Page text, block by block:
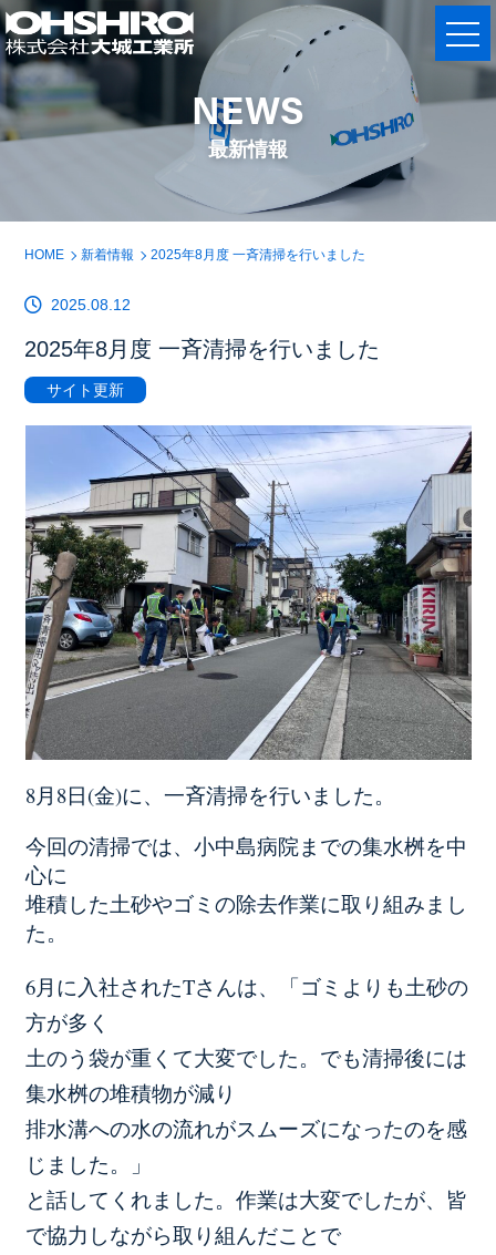
NEWS
最新情報
HOME 新着情報 2025年8月度 一斉清掃を行いました
2025.08.12
2025年8月度 一斉清掃を行いました
サイト更新
8月8日(金)に、一斉清掃を行いました。
今回の清掃では、小中島病院までの集水桝を中
心に
堆積した土砂やゴミの除去作業に取り組みまし
た。
6月に入社されたTさんは、「ゴミよりも土砂の
方が多く
土のう袋が重くて大変でした。でも清掃後には
集水桝の堆積物が減り
排水溝への水の流れがスムーズになったのを感
じました。」
と話してくれました。作業は大変でしたが、皆
で協力しながら取り組んだことで